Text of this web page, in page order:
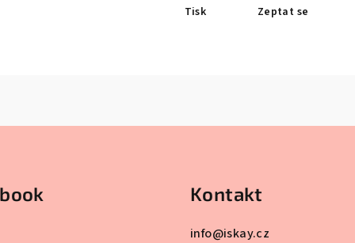
Tisk Zeptat se
Kontakt
info@iskay.cz